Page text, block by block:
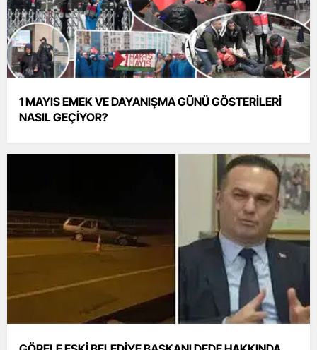
1 MAYIS EMEK VE DAYANIŞMA GÜNÜ GÖSTERİLERİ
NASIL GEÇİYOR?